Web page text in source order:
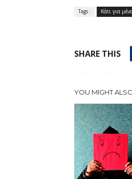
Tags : Κάτι για
SHARE THIS
YOU MIGHT